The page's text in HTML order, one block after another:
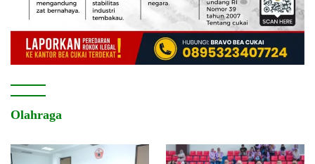
Olahraga